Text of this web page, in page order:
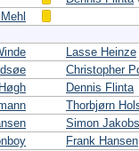
Lasse Heinze
Christopher
Dennis Flinta
Thorbjørn
Simon
Frank Hansen